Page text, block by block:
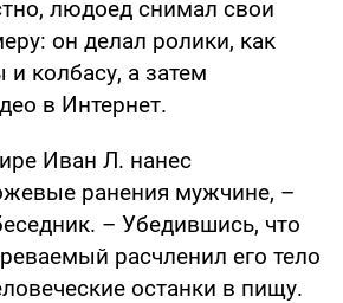
людоед снимал свои
он делал ролики, как
и колбасу, а затем
в Интернет.
Иван Л. нанес
ранения мужчине, –
– Убедившись, что
расчленил его тело
останки в пищу.